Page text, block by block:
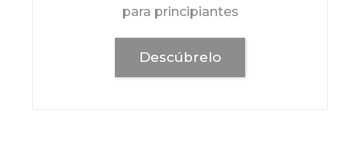
para principiantes
Descúbrelo